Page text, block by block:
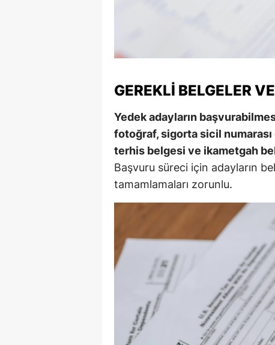
GEREKLI BELGELER
Yedek adayların
fotoğraf, sigorta sicil
terhis belgesi ve ikametgah
Başvuru süreci için adayların
tamamlamaları zorunlu.